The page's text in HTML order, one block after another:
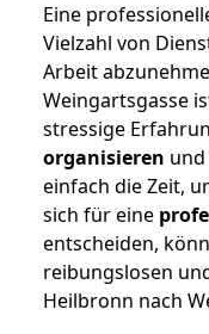
Eine
Vielzahl von
Arbeit
Weingartsgasse
stressige
organisieren
einfach die Zeit,
sich für eine
entscheiden,
reibungslosen
Heilbronn nach